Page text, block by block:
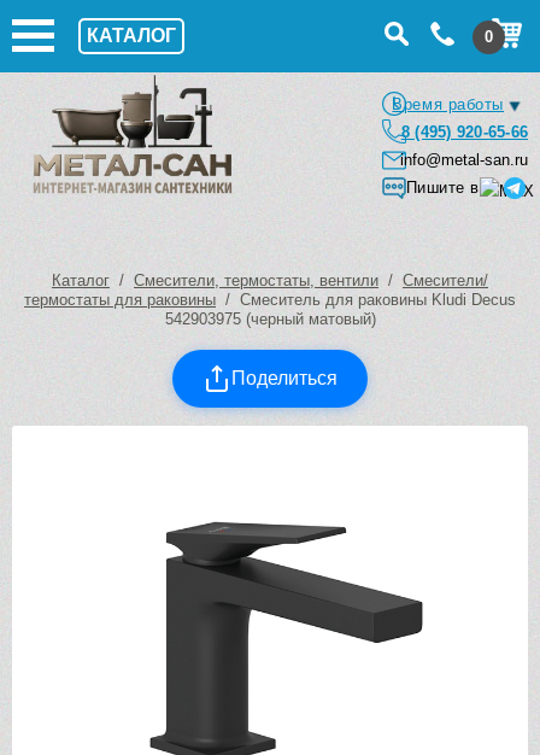
КАТАЛОГ 0
Время работы
8 (495) 920-65-66
info@metal-san.ru
Пишите в
Каталог / Смесители, термостаты, вентили / Смесители/
термостаты для раковины / Смеситель для раковины Kludi Decus
542903975 (черный матовый)
Поделиться